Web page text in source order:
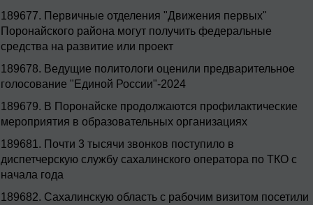
189677. Первичные отделения "Движения первых"
Поронайского района могут получить федеральные
средства на развитие или проект
189678. Ведущие политологи оценили предварительное
голосование "Единой России"-2024
189679. В Поронайске продолжаются профилактические
мероприятия в образовательных организациях
189681. Почти 3 тысячи звонков поступило в
диспетчерскую службу сахалинского оператора по ТКО с
начала года
189682. Сахалинскую область с рабочим визитом посетили